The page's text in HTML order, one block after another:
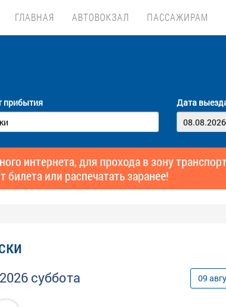
ГЛАВНАЯ АВТОВОКЗАЛ ПАССАЖИРАМ
прибытия Дата
интернета, для прохода в зону
или распечатать заранее!
2026 суббота 09